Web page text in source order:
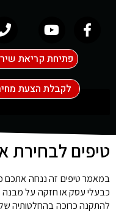
פתיחת קריאת
לקבלת הצעת
טיפים לבחירת
במאמר טיפים זה ננחה אתכם
כבעלי עסק או חזקה על מבנה
להתקנה כרוכה בהחלטותיה